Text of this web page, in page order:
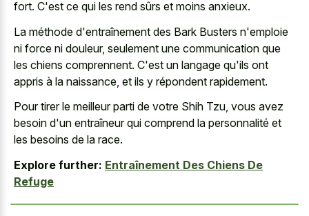
fort. C'est ce qui les rend sûrs et moins anxieux.
La méthode d'entraînement des Bark Busters n'emploie
ni force ni douleur, seulement une communication que
les chiens comprennent. C'est un langage qu'ils ont
appris à la naissance, et ils y répondent rapidement.
Pour tirer le meilleur parti de votre Shih Tzu, vous avez
besoin d'un entraîneur qui comprend la personnalité et
les besoins de la race.
Explore further: Entraînement Des Chiens De
Refuge